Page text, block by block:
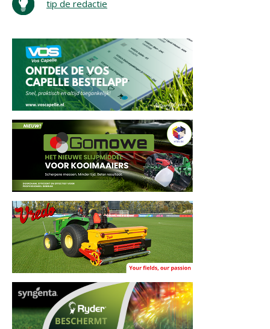
tip de redactie